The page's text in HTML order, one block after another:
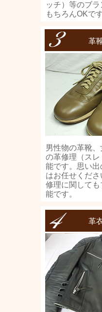
ッチ）等のブ
もちろんOKです
革
男性物の革靴
の革修理（ス
能です。思い
はお任せくだ
修理に関して
能です。
革